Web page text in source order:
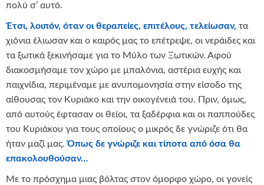
πολύ σ’ αυτό.
Έτσι, λοιπόν, όταν οι θεραπείες, επιτέλους, τελείωσαν, τα
χιόνια έλιωσαν και ο καιρός μας το επέτρεψε, οι νεράιδες και
τα ξωτικά ξεκινήσαμε για το Μύλο των Ξωτικών. Αφού
διακοσμήσαμε τον χώρο με μπαλόνια, αστέρια ευχής και
παιχνίδια, περιμέναμε με ανυπομονησία στην είσοδο της
αίθουσας τον Κυριάκο και την οικογένειά του. Πριν, όμως,
από αυτούς έφτασαν οι θείοι, τα ξαδέρφια και οι παππούδες
του Κυριάκου για τους οποίους ο μικρός δε γνώριζε ότι θα
ήταν μαζί μας.Όπως δε γνώριζε και τίποτα από όσα θα
επακολουθούσαν…
Με το πρόσχημα μιας βόλτας στον όμορφο χώρο, οι γονείς